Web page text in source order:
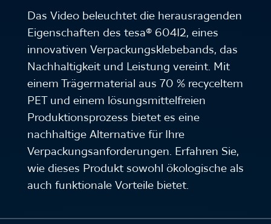
Das Video beleuchtet die herausragenden
Eigenschaften des tesa® 60412, eines
innovativen Verpackungsklebebands, das
Nachhaltigkeit und Leistung vereint. Mit
einem Trägermaterial aus 70 % recyceltem
PET und einem lösungsmittelfreien
Produktionsprozess bietet es eine
nachhaltige Alternative für Ihre
Verpackungsanforderungen. Erfahren Sie,
wie dieses Produkt sowohl ökologische als
auch funktionale Vorteile bietet.